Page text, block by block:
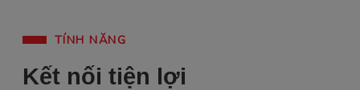
TÍNH NĂNG
Kết nối tiện lợi